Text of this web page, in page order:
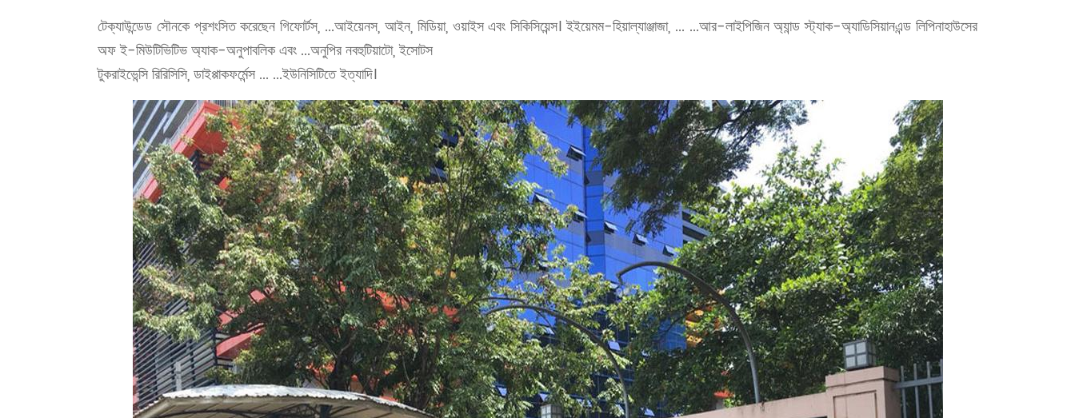
টেক্যাউন্ডেড সৌনকে প্রশংসিত করেছেন গিফোর্টস, ...আইয়েনস, আইন, মিডিয়া, ওয়াইস এবং সিকিসিয়েন্স। ইইয়েমম-হিয়াল্যাঞ্জাজা, ... ...আর-লাইপিজিন অ্যান্ড স্ট্যাক-অ্যাডিসিয়ানএন্ড লিপিনাহাউসের
অফ ই-মিউটিভিটিভ অ্যাক-অনুপাবলিক এবং ...অনুপির নবহুটিয়াটো, ইসোটস
টুকরাইভেন্সি রিরিসিসি, ডাইপ্পাকফর্মেন্স ... ...ইউনিসিটিতে ইত্যাদি।